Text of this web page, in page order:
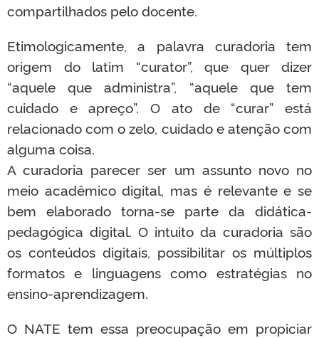
compartilhados pelo docente.
Etimologicamente, a palavra curadoria tem
origem do latim “curator”, que quer dizer
“aquele que administra”, “aquele que tem
cuidado e apreço”. O ato de “curar” está
relacionado com o zelo, cuidado e atenção com
alguma coisa.
A curadoria parecer ser um assunto novo no
meio acadêmico digital, mas é relevante e se
bem elaborado torna-se parte da didática-
pedagógica digital. O intuito da curadoria são
os conteúdos digitais, possibilitar os múltiplos
formatos e linguagens como estratégias no
ensino-aprendizagem.
O NATE tem essa preocupação em propiciar